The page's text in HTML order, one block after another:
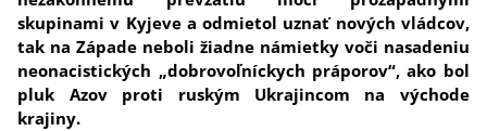
skupinami v Kyjeve a odmietol uznať nových vládcov,
tak na Západe neboli žiadne námietky voči nasadeniu
neonacistických „dobrovoľníckych práporov“, ako bol
pluk Azov proti ruským Ukrajincom na východe
krajiny.